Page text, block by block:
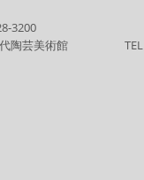
3200
陶芸美術館